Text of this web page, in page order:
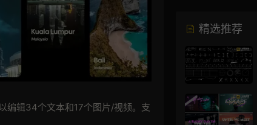
编辑34个文本和17个图片/视频。支
精选推荐